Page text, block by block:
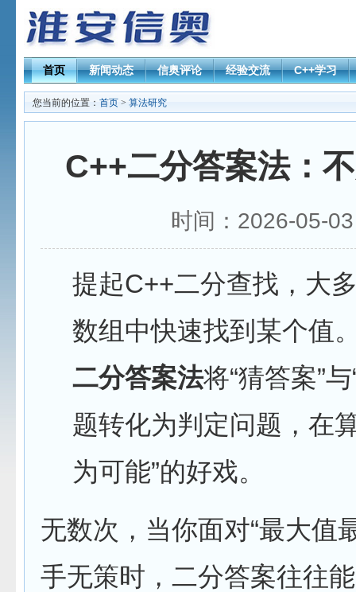
首页 新闻动态 信奥评论 经验交流 C++学习
您当前的位置： 首页 > 算法研究
C++二分答案法：
时间：2026-05-
提起C++二分查找，大
数组中快速找到某个
二分答案法将“猜答案”
题转化为判定问题，在
为可能”的好戏。
无数次，当你面对“最大值
手无策时，二分答案往往